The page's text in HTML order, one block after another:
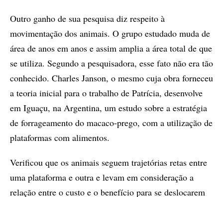
Outro ganho de sua pesquisa diz respeito à
movimentação dos animais. O grupo estudado muda de
área de anos em anos e assim amplia a área total de que
se utiliza. Segundo a pesquisadora, esse fato não era tão
conhecido. Charles Janson, o mesmo cuja obra forneceu
a teoria inicial para o trabalho de Patrícia, desenvolve
em Iguaçu, na Argentina, um estudo sobre a estratégia
de forrageamento do macaco-prego, com a utilização de
plataformas com alimentos.
Verificou que os animais seguem trajetórias retas entre
uma plataforma e outra e levam em consideração a
relação entre o custo e o benefício para se deslocarem